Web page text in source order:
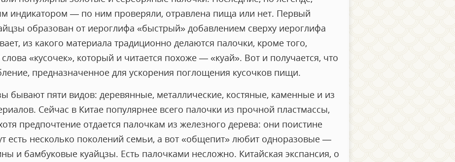
индикатором — по ним проверяли, отравлена пища или нет. Первый
образован от иероглифа «быстрый» добавлением сверху иероглифа
из какого материала традиционно делаются палочки, кроме того,
«кусочек», который и читается похоже — «куай». Вот и получается, что
предназначенное для ускорения поглощения кусочков пищи.
бывают пяти видов: деревянные, металлические, костяные, каменные и из
Сейчас в Китае популярнее всего палочки из прочной пластмассы,
предпочтение отдается палочкам из железного дерева: они поистине
есть несколько поколений семьи, а вот «общепит» любит одноразовые —
и бамбуковые куайцзы. Есть палочками несложно. Китайская экспансия, о